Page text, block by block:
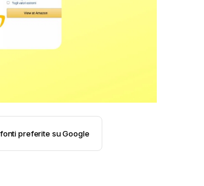
preferite su Google